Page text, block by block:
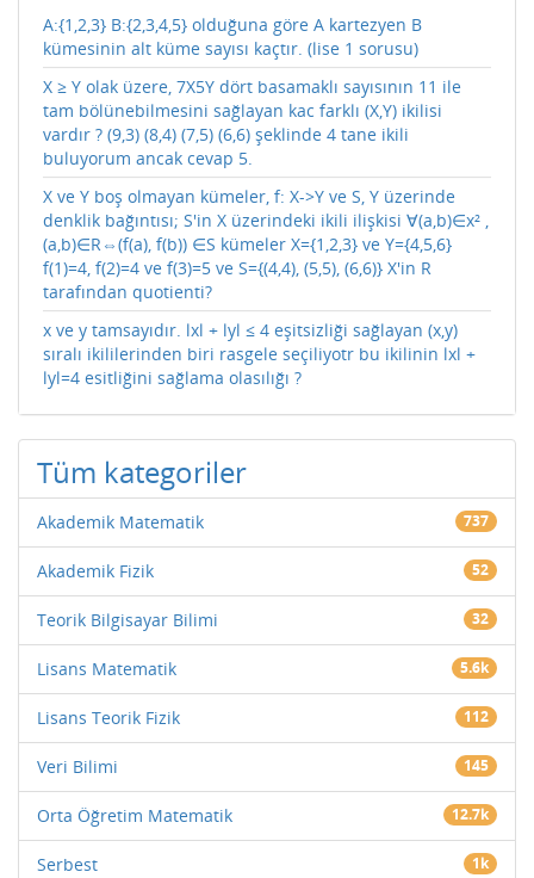
A:{1,2,3} B:{2,3,4,5} olduğuna göre A kartezyen B
kümesinin alt küme sayısı kaçtır. (lise 1 sorusu)
X ≥ Y olak üzere, 7X5Y dört basamaklı sayısının 11 ile
tam bölünebilmesini sağlayan kac farklı (X,Y) ikilisi
vardır ? (9,3) (8,4) (7,5) (6,6) şeklinde 4 tane ikili
buluyorum ancak cevap 5.
X ve Y boş olmayan kümeler, f: X->Y ve S, Y üzerinde
denklik bağıntısı; S'in X üzerindeki ikili ilişkisi ∀(a,b)∈x² ,
(a,b)∈R⇔(f(a), f(b)) ∈S kümeler X={1,2,3} ve Y={4,5,6}
f(1)=4, f(2)=4 ve f(3)=5 ve S={(4,4), (5,5), (6,6)} X'in R
tarafından quotienti?
x ve y tamsayıdır. lxl + lyl ≤ 4 eşitsizliği sağlayan (x,y)
sıralı ikililerinden biri rasgele seçiliyotr bu ikilinin lxl +
lyl=4 esitliğini sağlama olasılığı ?
Tüm kategoriler
Akademik Matematik 737
Akademik Fizik 52
Teorik Bilgisayar Bilimi 32
Lisans Matematik 5.6k
Lisans Teorik Fizik 112
Veri Bilimi 145
Orta Öğretim Matematik 12.7k
Serbest 1k